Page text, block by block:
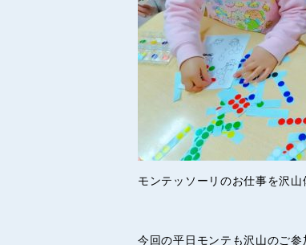
モンテッソーリのお仕事を沢山
今回の平日モンテも沢山のご参